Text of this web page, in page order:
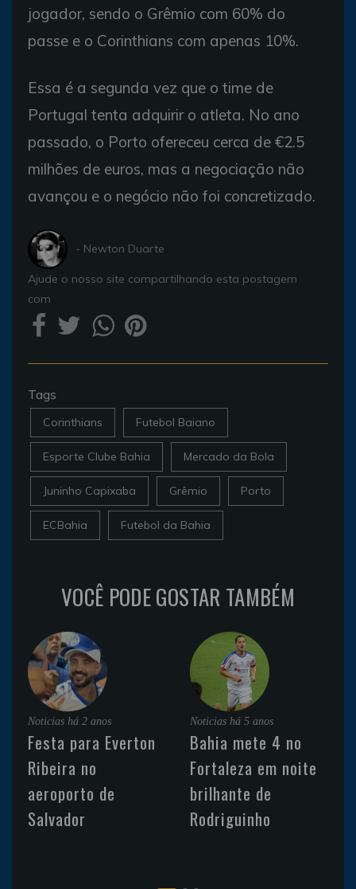
jogador, sendo o Grêmio com 60% do
passe e o Corinthians com apenas 10%.
Essa é a segunda vez que o time de
Portugal tenta adquirir o atleta. No ano
passado, o Porto ofereceu cerca de €2.5
milhões de euros, mas a negociação não
avançou e o negócio não foi concretizado.
- Newton Duarte
Ajude o nosso site compartilhando esta postagem
com
Tags
Corinthians Futebol Baiano
Esporte Clube Bahia Mercado da Bola
Juninho Capixaba Grêmio Porto
ECBahia Futebol da Bahia
VOCÊ PODE GOSTAR TAMBÉM
Noticias há 2 anos
Festa para Everton
Ribeira no
aeroporto de
Salvador
Noticias há 5 anos
Bahia mete 4 no
Fortaleza em noite
brilhante de
Rodriguinho